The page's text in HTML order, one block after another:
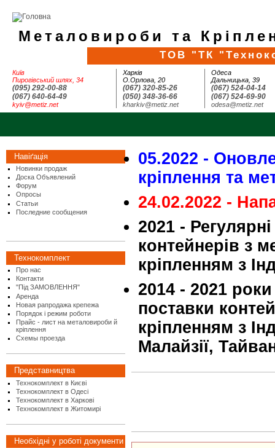
Металовироби та
ТОВ "ТК
Київ
Пирогівський шлях, 34
(095) 292-00-88
(067) 640-64-49
kyiv@metiz.net
Харків
О.Орлова, 20
(067) 320-85-26
(050) 348-36-66
kharkiv@metiz.net
Одеса
Дальницька, 39
(067) 524-04-14
(067) 524-69-90
odesa@metiz.net
Навіґація
Новинки продаж
Доска Объявлений
Форум
Опросы
Статьи
Последние сообщения
Технокомплект
Про нас
Контакти
"Під ЗАМОВЛЕННЯ"
Аренда
Новая рапродажа крепежа
Порядок і режим роботи
Прайс - лист на металовироби й
кріплення
Схемы проезда
Представництва
Технокомплект в Києві
Технокомплект в Одесі
Технокомплект в Харкові
Технокомплект в Житомирі
Необхідні у роботі документи
05.2022 -
кріплення та
24.02.2022 -
2021 -
контейнерів з
кріпленням з
2014 - 2021
поставки
кріпленням з
Малайзії,